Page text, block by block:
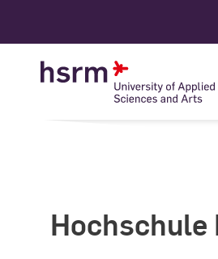
Hochschule